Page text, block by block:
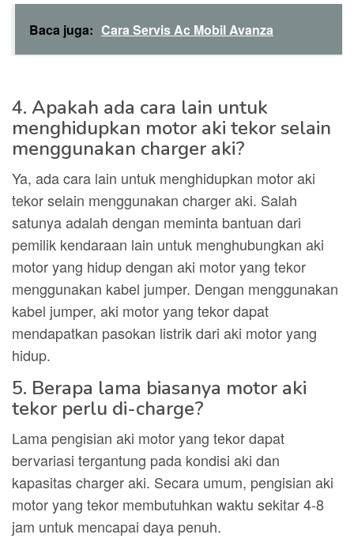
Baca juga: Cara Servis Ac Mobil Avanza
4. Apakah ada cara lain untuk
menghidupkan motor aki tekor selain
menggunakan charger aki?
Ya, ada cara lain untuk menghidupkan motor aki
tekor selain menggunakan charger aki. Salah
satunya adalah dengan meminta bantuan dari
pemilik kendaraan lain untuk menghubungkan aki
motor yang hidup dengan aki motor yang tekor
menggunakan kabel jumper. Dengan menggunakan
kabel jumper, aki motor yang tekor dapat
mendapatkan pasokan listrik dari aki motor yang
hidup.
5. Berapa lama biasanya motor aki
tekor perlu di-charge?
Lama pengisian aki motor yang tekor dapat
bervariasi tergantung pada kondisi aki dan
kapasitas charger aki. Secara umum, pengisian aki
motor yang tekor membutuhkan waktu sekitar 4-8
jam untuk mencapai daya penuh.